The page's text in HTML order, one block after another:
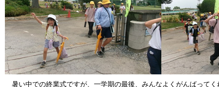
暑い中での終業式ですが、一学期の最後、みんなよくがんばって